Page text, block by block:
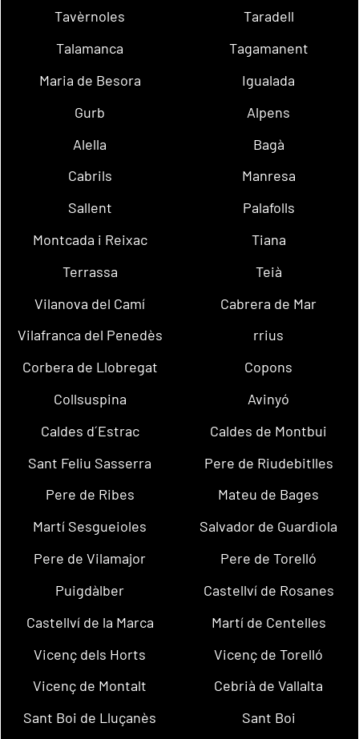
Tavèrnoles
Taradell
Talamanca
Tagamanent
Maria de Besora
Igualada
Gurb
Alpens
Alella
Bagà
Cabrils
Manresa
Sallent
Palafolls
Montcada i Reixac
Tiana
Terrassa
Teià
Vilanova del Camí
Cabrera de Mar
Vilafranca del Penedès
rrius
Corbera de Llobregat
Copons
Collsuspina
Avinyó
Caldes d´Estrac
Caldes de Montbui
Sant Feliu Sasserra
Pere de Riudebitlles
Pere de Ribes
Mateu de Bages
Martí Sesgueioles
Salvador de Guardiola
Pere de Vilamajor
Pere de Torelló
Puigdàlber
Castellví de Rosanes
Castellví de la Marca
Martí de Centelles
Vicenç dels Horts
Vicenç de Torelló
Vicenç de Montalt
Cebrià de Vallalta
Sant Boi de Lluçanès
Sant Boi